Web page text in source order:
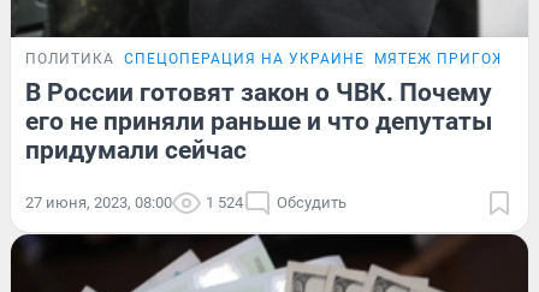
ПОЛИТИКА СПЕЦОПЕРАЦИЯ НА УКРАИНЕ МЯТЕЖ
В России готовят закон о ЧВК. Почему
его не приняли раньше и что депутаты
придумали сейчас
27 июня, 2023, 08:00 1 524 Обсудить